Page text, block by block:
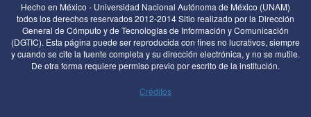
Hecho en México - Universidad Nacional Autónoma de México (UNAM)
todos los derechos reservados 2012-2014 Sitio realizado por la Dirección
General de Cómputo y de Tecnologías de Información y Comunicación
(DGTIC). Esta página puede ser reproducida con fines no lucrativos, siempre
y cuando se cite la fuente completa y su dirección electrónica, y no se mutile.
De otra forma requiere permiso previo por escrito de la institución.
Créditos